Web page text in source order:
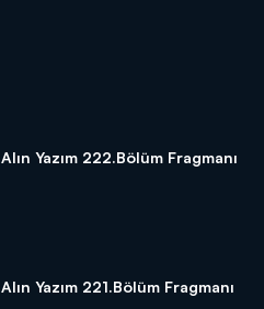
Alın Yazım 222.Bölüm Fragmanı
Alın Yazım 221.Bölüm Fragmanı